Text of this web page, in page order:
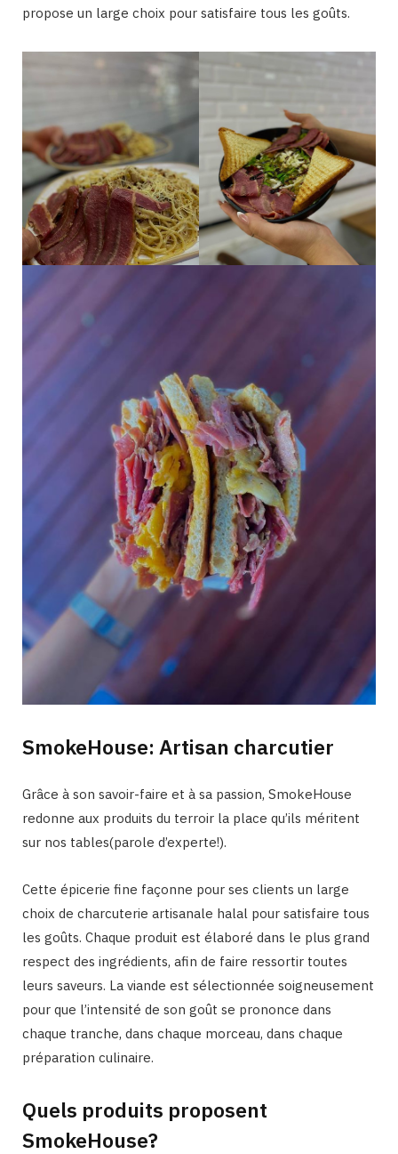
propose un large choix pour satisfaire tous les goûts.
SmokeHouse: Artisan charcutier
Grâce à son savoir-faire et à sa passion, SmokeHouse
redonne aux produits du terroir la place qu’ils méritent
sur nos tables(parole d’experte!).
Cette épicerie fine façonne pour ses clients un large
choix de charcuterie artisanale halal pour satisfaire tous
les goûts. Chaque produit est élaboré dans le plus grand
respect des ingrédients, afin de faire ressortir toutes
leurs saveurs. La viande est sélectionnée soigneusement
pour que l’intensité de son goût se prononce dans
chaque tranche, dans chaque morceau, dans chaque
préparation culinaire.
Quels produits proposent
SmokeHouse?